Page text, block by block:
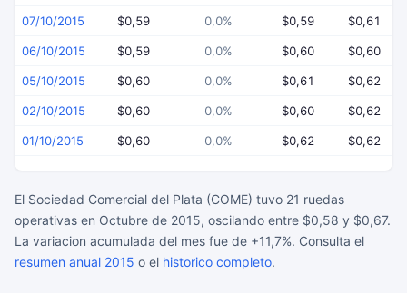
07/10/2015 $0,59 0,0% $0,59 $0,61
06/10/2015 $0,59 0,0% $0,60 $0,60
05/10/2015 $0,60 0,0% $0,61 $0,62
02/10/2015 $0,60 0,0% $0,60 $0,62
01/10/2015 $0,60 0,0% $0,62 $0,62
El Sociedad Comercial del Plata (COME) tuvo 21 ruedas
operativas en Octubre de 2015, oscilando entre $0,58 y $0,67.
La variacion acumulada del mes fue de +11,7%. Consulta el
resumen anual 2015 o el historico completo.